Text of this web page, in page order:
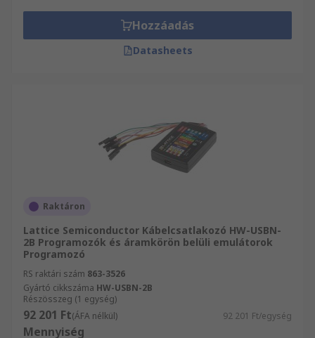
Hozzáadás
Datasheets
Raktáron
Lattice Semiconductor Kábelcsatlakozó HW-USBN-
2B Programozók és áramkörön belüli emulátorok
Programozó
RS raktári szám 863-3526
Gyártó cikkszáma HW-USBN-2B
Részösszeg (1 egység)
92 201 Ft(ÁFA nélkül) 92 201 Ft/egység
Mennyiség